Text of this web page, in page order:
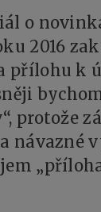
o
2016
přílohu k
protože
návazné